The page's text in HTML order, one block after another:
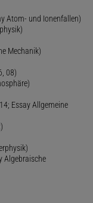
Atom- und Ionenfallen)
Mechanik)
08)
Essay Allgemeine
Algebraische